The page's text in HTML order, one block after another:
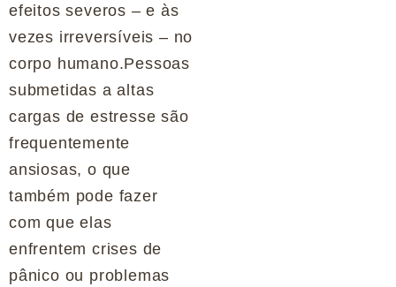
efeitos severos – e às
vezes irreversíveis – no
corpo humano.Pessoas
submetidas a altas
cargas de estresse são
frequentemente
ansiosas, o que
também pode fazer
com que elas
enfrentem crises de
pânico ou problemas